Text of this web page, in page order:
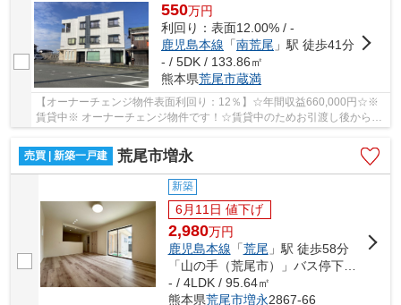
550万円
利回り：表面12.00% / -
鹿児島本線 「南荒尾 」駅 徒歩41分
- / 5DK / 133.86㎡
熊本県荒尾市蔵満
【オーナーチェンジ物件表面利回り：12％】☆年間収益660,000円☆※
賃貸中※ オーナーチェンジ物件です！☆賃貸中のためお引渡し後から賃
売買 | 新築一戸建
荒尾市増永
新築
6月11日 値下げ
2,980万円
鹿児島本線 「荒尾 」駅 徒歩58分
「山の手（荒尾市）」バス停下車 徒歩2分
- / 4LDK / 95.64㎡
熊本県荒尾市増永2867-66